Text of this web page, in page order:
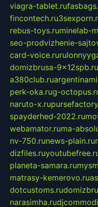
viagra-tablet.ru
fincontech.ru
rebus-toys.ruminelab-
seo-prodvizhenie-
card-voice.ru
domizbrusa-9x12spb.ru
a380club.ru
perk-oka.rug-
naruto-x.ru
spayderhed-2022.ru
webamator.ruma-
nv-750.runews-plain.ru
dizfiles.ru
planeta-samara.ru
matrasy-kemerovo.ru
dotcustoms.ru
narasimha.ru